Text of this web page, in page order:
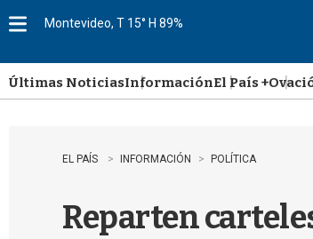
u
Montevideo, T 15° H 89%
Últimas NoticiasInformaciónEl País +
EL PAÍS INFORMACIÓN POLÍTICA
Reparten